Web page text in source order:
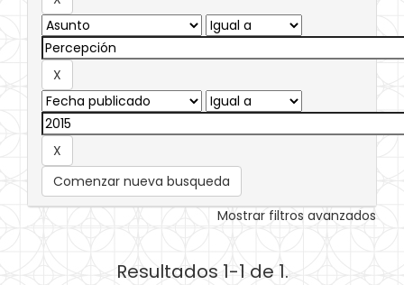
Comenzar nueva busqueda
Mostrar filtros avanzados
Resultados 1-1 de 1.